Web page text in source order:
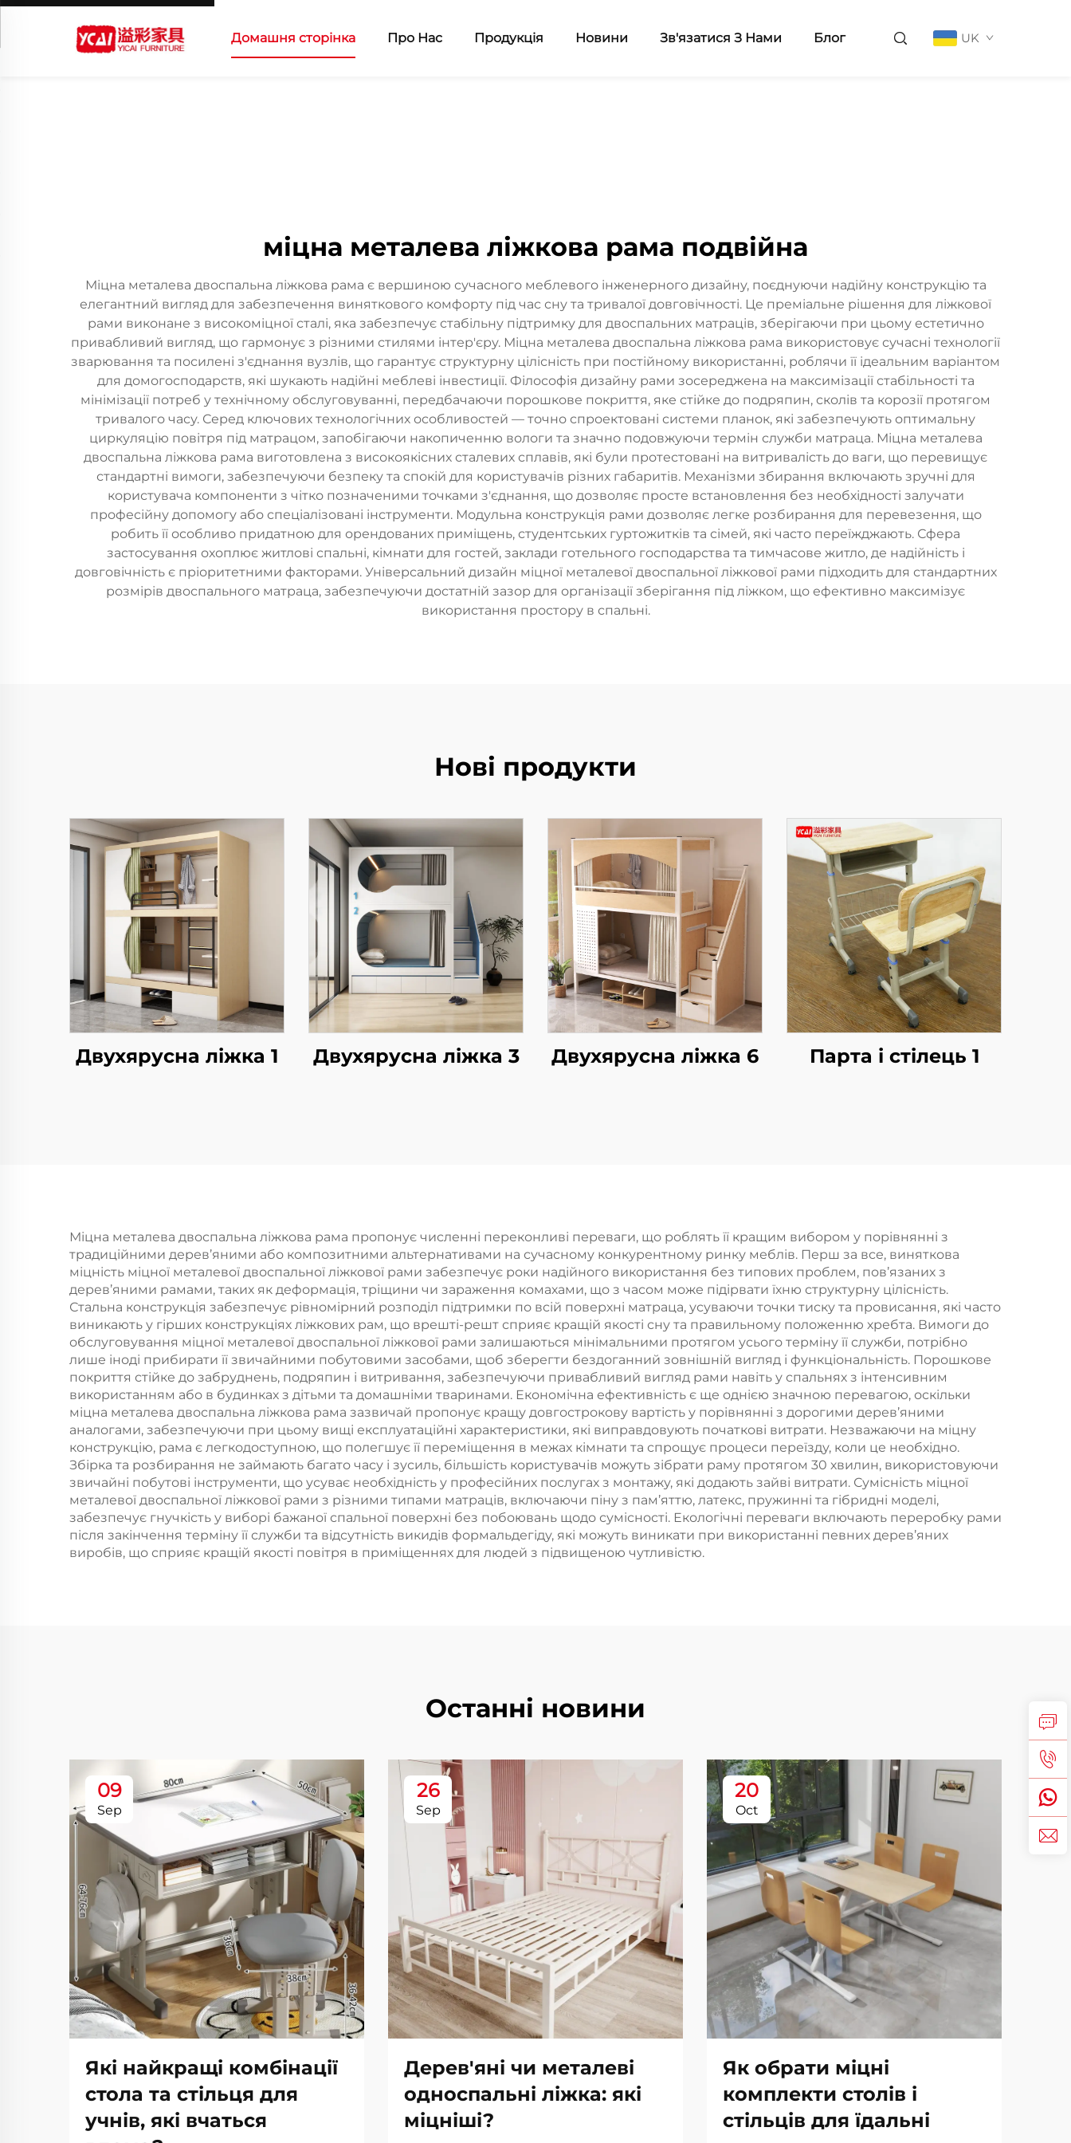
Домашня сторінка Про Нас Продукція Новини Зв'язатися З Нами Блог UK
міцна металева ліжкова рама подвійна
Міцна металева двоспальна ліжкова рама є вершиною сучасного меблевого інженерного дизайну, поєднуючи надійну конструкцію та
елегантний вигляд для забезпечення виняткового комфорту під час сну та тривалої довговічності. Це преміальне рішення для ліжкової
рами виконане з високоміцної сталі, яка забезпечує стабільну підтримку для двоспальних матраців, зберігаючи при цьому естетично
привабливий вигляд, що гармонує з різними стилями інтер'єру. Міцна металева двоспальна ліжкова рама використовує сучасні технології
зварювання та посилені з'єднання вузлів, що гарантує структурну цілісність при постійному використанні, роблячи її ідеальним варіантом
для домогосподарств, які шукають надійні меблеві інвестиції. Філософія дизайну рами зосереджена на максимізації стабільності та
мінімізації потреб у технічному обслуговуванні, передбачаючи порошкове покриття, яке стійке до подряпин, сколів та корозії протягом
тривалого часу. Серед ключових технологічних особливостей — точно спроектовані системи планок, які забезпечують оптимальну
циркуляцію повітря під матрацом, запобігаючи накопиченню вологи та значно подовжуючи термін служби матраца. Міцна металева
двоспальна ліжкова рама виготовлена з високоякісних сталевих сплавів, які були протестовані на витривалість до ваги, що перевищує
стандартні вимоги, забезпечуючи безпеку та спокій для користувачів різних габаритів. Механізми збирання включають зручні для
користувача компоненти з чітко позначеними точками з'єднання, що дозволяє просте встановлення без необхідності залучати
професійну допомогу або спеціалізовані інструменти. Модульна конструкція рами дозволяє легке розбирання для перевезення, що
робить її особливо придатною для орендованих приміщень, студентських гуртожитків та сімей, які часто переїжджають. Сфера
застосування охоплює житлові спальні, кімнати для гостей, заклади готельного господарства та тимчасове житло, де надійність і
довговічність є пріоритетними факторами. Універсальний дизайн міцної металевої двоспальної ліжкової рами підходить для стандартних
розмірів двоспального матраца, забезпечуючи достатній зазор для організації зберігання під ліжком, що ефективно максимізує
використання простору в спальні.
Нові продукти
Двухярусна ліжка 1 Двухярусна ліжка 3 Двухярусна ліжка 6 Парта і стілець 1
Міцна металева двоспальна ліжкова рама пропонує численні переконливі переваги, що роблять її кращим вибором у порівнянні з
традиційними дерев’яними або композитними альтернативами на сучасному конкурентному ринку меблів. Перш за все, виняткова
міцність міцної металевої двоспальної ліжкової рами забезпечує роки надійного використання без типових проблем, пов’язаних з
дерев’яними рамами, таких як деформація, тріщини чи зараження комахами, що з часом може підірвати їхню структурну цілісність.
Стальна конструкція забезпечує рівномірний розподіл підтримки по всій поверхні матраца, усуваючи точки тиску та провисання, які часто
виникають у гірших конструкціях ліжкових рам, що врешті-решт сприяє кращій якості сну та правильному положенню хребта. Вимоги до
обслуговування міцної металевої двоспальної ліжкової рами залишаються мінімальними протягом усього терміну її служби, потрібно
лише іноді прибирати її звичайними побутовими засобами, щоб зберегти бездоганний зовнішній вигляд і функціональність. Порошкове
покриття стійке до забруднень, подряпин і витривання, забезпечуючи привабливий вигляд рами навіть у спальнях з інтенсивним
використанням або в будинках з дітьми та домашніми тваринами. Економічна ефективність є ще однією значною перевагою, оскільки
міцна металева двоспальна ліжкова рама зазвичай пропонує кращу довгострокову вартість у порівнянні з дорогими дерев’яними
аналогами, забезпечуючи при цьому вищі експлуатаційні характеристики, які виправдовують початкові витрати. Незважаючи на міцну
конструкцію, рама є легкодоступною, що полегшує її переміщення в межах кімнати та спрощує процеси переїзду, коли це необхідно.
Збірка та розбирання не займають багато часу і зусиль, більшість користувачів можуть зібрати раму протягом 30 хвилин, використовуючи
звичайні побутові інструменти, що усуває необхідність у професійних послугах з монтажу, які додають зайві витрати. Сумісність міцної
металевої двоспальної ліжкової рами з різними типами матраців, включаючи піну з пам’яттю, латекс, пружинні та гібридні моделі,
забезпечує гнучкість у виборі бажаної спальної поверхні без побоювань щодо сумісності. Екологічні переваги включають переробку рами
після закінчення терміну її служби та відсутність викидів формальдегіду, які можуть виникати при використанні певних дерев’яних
виробів, що сприяє кращій якості повітря в приміщеннях для людей з підвищеною чутливістю.
Останні новини
09
Sep
Які найкращі комбінації
стола та стільця для
учнів, які вчаться
26
Sep
Дерев'яні чи металеві
односпальні ліжка: які
міцніші?
20
Oct
Як обрати міцні
комплекти столів і
стільців для їдальні